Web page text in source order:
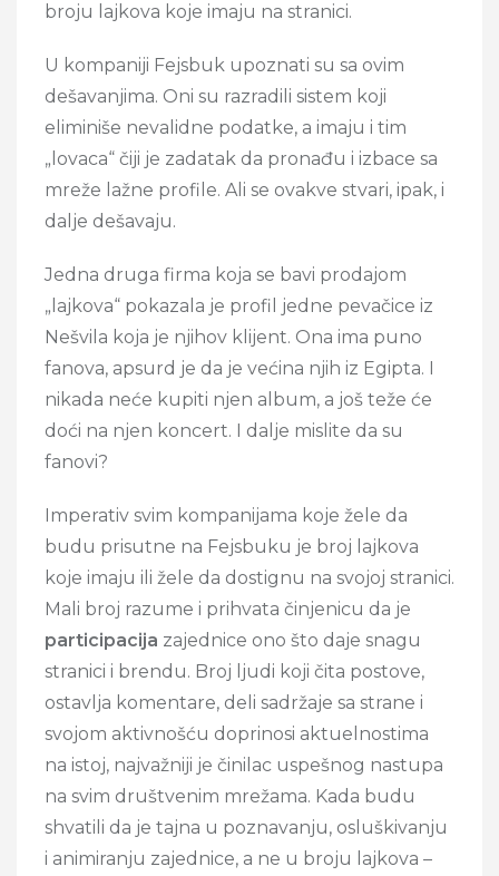
broju lajkova koje imaju na stranici.
U kompaniji Fejsbuk upoznati su sa ovim
dešavanjima. Oni su razradili sistem koji
eliminiše nevalidne podatke, a imaju i tim
„lovaca“ čiji je zadatak da pronađu i izbace sa
mreže lažne profile. Ali se ovakve stvari, ipak, i
dalje dešavaju.
Jedna druga firma koja se bavi prodajom
„lajkova“ pokazala je profil jedne pevačice iz
Nešvila koja je njihov klijent. Ona ima puno
fanova, apsurd je da je većina njih iz Egipta. I
nikada neće kupiti njen album, a još teže će
doći na njen koncert. I dalje mislite da su
fanovi?
Imperativ svim kompanijama koje žele da
budu prisutne na Fejsbuku je broj lajkova
koje imaju ili žele da dostignu na svojoj stranici.
Mali broj razume i prihvata činjenicu da je
participacija zajednice ono što daje snagu
stranici i brendu. Broj ljudi koji čita postove,
ostavlja komentare, deli sadržaje sa strane i
svojom aktivnošću doprinosi aktuelnostima
na istoj, najvažniji je činilac uspešnog nastupa
na svim društvenim mrežama. Kada budu
shvatili da je tajna u poznavanju, osluškivanju
i animiranju zajednice, a ne u broju lajkova –